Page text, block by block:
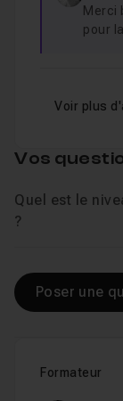
Merci
pour
Voir plus
Formateur
Vos
Quel est le
?
Poser une